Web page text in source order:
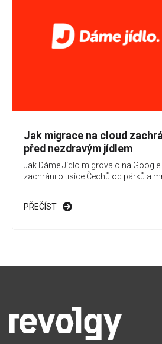
Jak migrace na cloud
před nezdravým jídlem
Jak Dáme Jídlo migrovalo na
zachránilo tisíce Čechů od párků a
PŘEČÍST